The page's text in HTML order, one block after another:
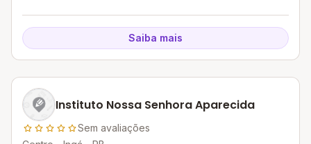
Saiba mais
Instituto Nossa Senhora Aparecida
Sem avaliações